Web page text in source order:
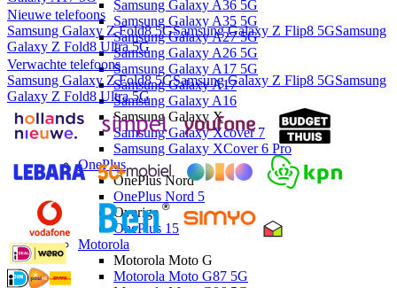
Samsung Galaxy A36 5G
Samsung Galaxy A35 5G
Samsung Galaxy A27 5G
Samsung Galaxy A26 5G
Samsung Galaxy A17 5G
Samsung Galaxy A17
Samsung Galaxy A16
Samsung Galaxy X
Samsung Galaxy Xcover 7
Samsung Galaxy XCover 6 Pro
OnePlus
OnePlus Nord
OnePlus Nord 5
Overige
OnePlus 15
Motorola
Motorola Moto G
Motorola Moto G87 5G
Nieuwe telefoons
Samsung Galaxy Z Fold8 5GSamsung Galaxy Z Flip8 5GSamsung
Galaxy Z Fold8 Ultra 5G
Verwachte telefoons
Samsung Galaxy Z Fold8 5GSamsung Galaxy Z Flip8 5GSamsung
Galaxy Z Fold8 Ultra 5G